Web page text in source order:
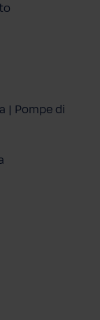
| Pompe di